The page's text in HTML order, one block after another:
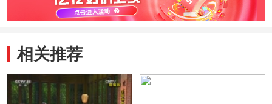
相关推荐